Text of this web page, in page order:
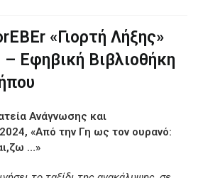
«Γιορτή Λήξης»
– Εφηβική Βιβλιοθήκη
Ανάγνωσης και
«Από την Γη ως τον ουρανό:
…»